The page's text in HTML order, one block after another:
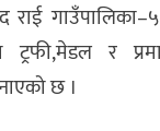
राई
र
छ ।